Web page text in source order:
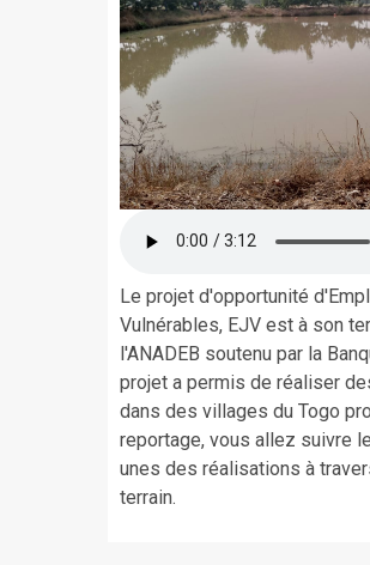
Le projet d'opportunité
Vulnérables, EJV est à son
l'ANADEB soutenu par la
projet a permis de réaliser
dans des villages du Togo
reportage, vous allez suivre
unes des réalisations à
terrain.